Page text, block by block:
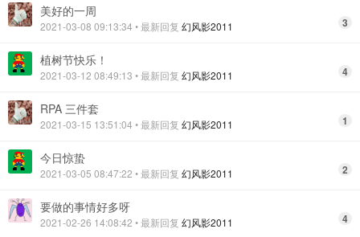
美好的一周
2021-03-08 09:13:34 • 最新回复 幻风影2011 3
植树节快乐！
2021-03-12 08:49:13 • 最新回复 幻风影2011 4
RPA 三件套
2021-03-15 13:51:04 • 最新回复 幻风影2011 1
今日惊蛰
2021-03-05 08:47:22 • 最新回复 幻风影2011 2
要做的事情好多呀
2021-02-26 14:08:42 • 最新回复 幻风影2011 4